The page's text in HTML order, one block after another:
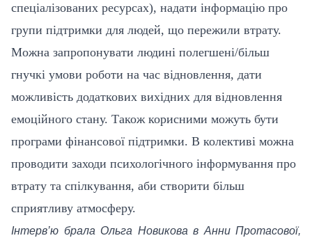
спеціалізованих ресурсах), надати інформацію про
групи підтримки для людей, що пережили втрату.
Можна запропонувати людині полегшені/більш
гнучкі умови роботи на час відновлення, дати
можливість додаткових вихідних для відновлення
емоційного стану. Також корисними можуть бути
програми фінансової підтримки. В колективі можна
проводити заходи психологічного інформування про
втрату та спілкування, аби створити більш
сприятливу атмосферу.
Інтерв’ю брала Ольга Новикова в Анни Протасової,